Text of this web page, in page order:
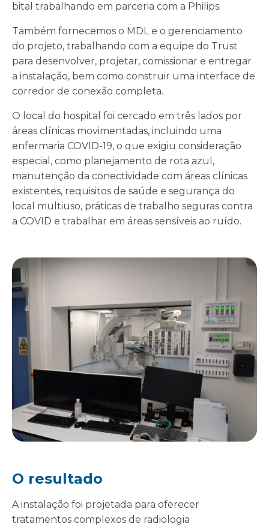
bital trabalhando em parceria com a Philips.
Também fornecemos o MDL e o gerenciamento
do projeto, trabalhando com a equipe do Trust
para desenvolver, projetar, comissionar e entregar
a instalação, bem como construir uma interface de
corredor de conexão completa.
O local do hospital foi cercado em três lados por
áreas clínicas movimentadas, incluindo uma
enfermaria COVID-19, o que exigiu consideração
especial, como planejamento de rota azul,
manutenção da conectividade com áreas clínicas
existentes, requisitos de saúde e segurança do
local multiuso, práticas de trabalho seguras contra
a COVID e trabalhar em áreas sensíveis ao ruído.
O resultado
A instalação foi projetada para oferecer
tratamentos complexos de radiologia